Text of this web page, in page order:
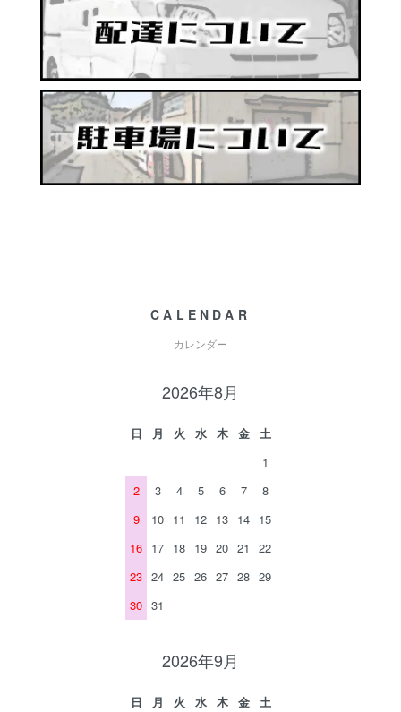
CALENDAR
カレンダー
2026年8月
日 月 火 水 木 金
土
1
2
3 4 5 6 7
8
9
10 11 12 13 14 15
16 17 18 19 20 21
22
23 24 25 26 27 28 29
30 31
2026年9月
日 月 火 水 木 金
土